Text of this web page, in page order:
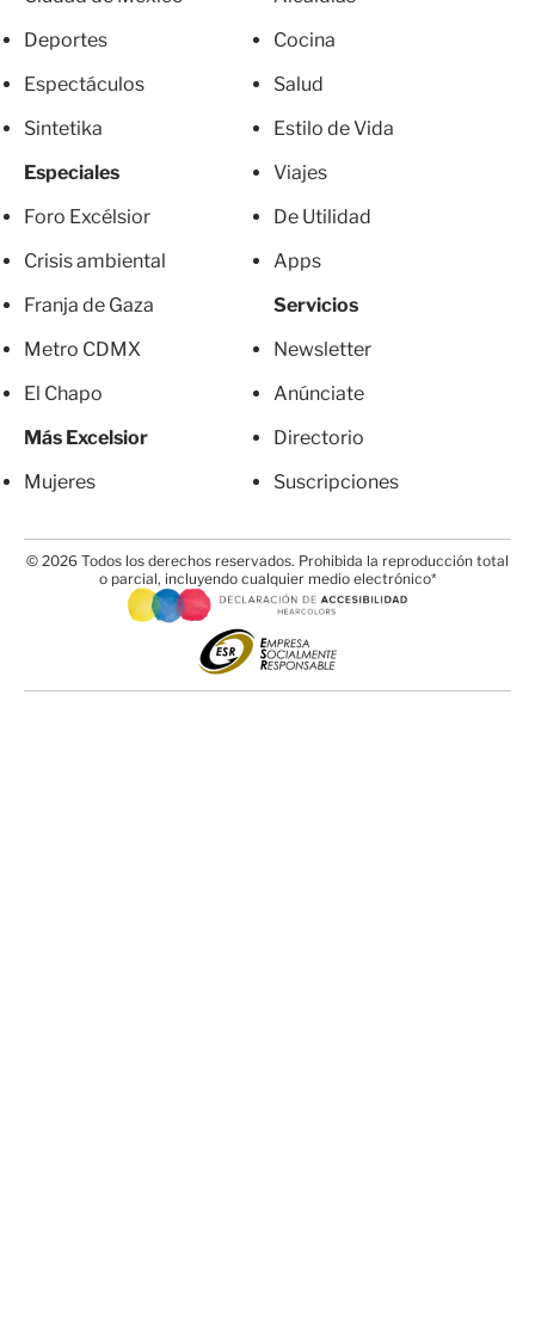
Deportes
Espectáculos
Sintetika
Especiales
Foro Excélsior
Crisis ambiental
Franja de Gaza
Metro CDMX
El Chapo
Más Excelsior
Mujeres
Cocina
Salud
Estilo de Vida
Viajes
De Utilidad
Apps
Servicios
Newsletter
Anúnciate
Directorio
Suscripciones
© 2026 Todos los derechos reservados. Prohibida la reproducción total
o parcial, incluyendo cualquier medio electrónico*